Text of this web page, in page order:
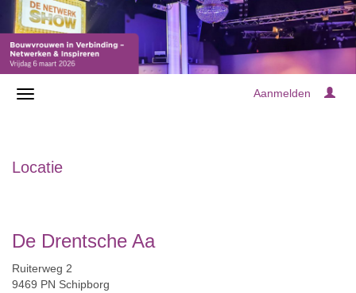
Aanmelden
Locatie
De Drentsche Aa
Ruiterweg 2
9469 PN Schipborg